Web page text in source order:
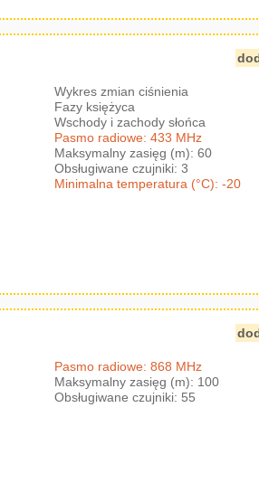
Wykres zmian ciśnienia
Fazy księżyca
Wschody i zachody słońca
Pasmo radiowe: 433 MHz
Maksymalny zasięg (m): 60
Obsługiwane czujniki: 3
Minimalna temperatura (°C): -20
Pasmo radiowe: 868 MHz
Maksymalny zasięg (m): 100
Obsługiwane czujniki: 55